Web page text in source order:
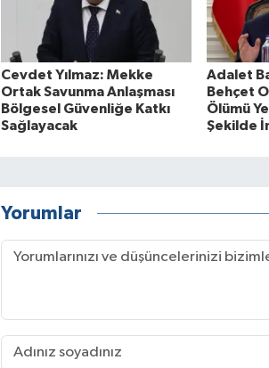
Cevdet Yılmaz: Mekke
Ortak Savunma Anlaşması
Bölgesel Güvenliğe Katkı
Sağlayacak
Adalet
Behçet
Ölümü
Şekilde
Yorumlar